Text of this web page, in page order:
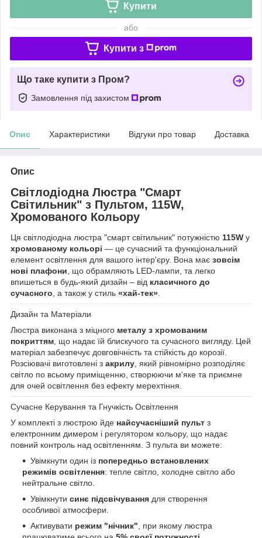
Купити
або
Купити з
Що таке купити з Пром?
Замовлення під захистом
Опис Характеристики Відгуки про товар Доставка
Опис
Світлодіодна Люстра "Смарт
Світильник" з Пультом, 115W,
Хромованого Кольору
Ця світлодіодна люстра "смарт світильник" потужністю 115W у
хромованому кольорі — це сучасний та функціональний
елемент освітлення для вашого інтер'єру. Вона має зовсім
нові плафони, що обрамляють LED-лампи, та легко
впишеться в будь-який дизайн – від класичного до
сучасного, а також у стиль «хай-тек».
Дизайн та Матеріали
Люстра виконана з міцного металу з хромованим
покриттям, що надає їй блискучого та сучасного вигляду. Цей
матеріал забезпечує довговічність та стійкість до корозії.
Розсіювачі виготовлені з акрилу, який рівномірно розподіляє
світло по всьому приміщенню, створюючи м'яке та приємне
для очей освітлення без ефекту мерехтіння.
Сучасне Керування та Гнучкість Освітлення
У комплекті з люстрою йде найсучасніший пульт з
електронним димером і регулятором кольору, що надає
повний контроль над освітленням. З пульта ви можете:
Увімкнути один із попередньо встановлених
режимів освітлення: тепле світло, холодне світло або
нейтральне світло.
Увімкнути синє підсвічування для створення
особливої атмосфери.
Активувати режим "нічник", при якому люстра